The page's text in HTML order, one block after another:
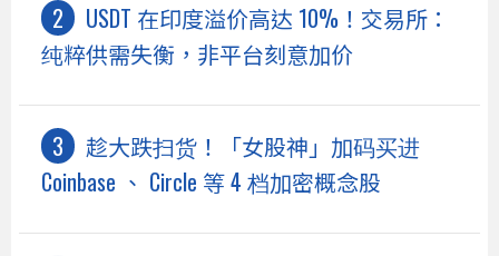
USDT 在印度溢价高达 10%！交易所：
纯粹供需失衡，非平台刻意加价
趁大跌扫货！「女股神」加码买进
Coinbase 、 Circle 等 4 档加密概念股